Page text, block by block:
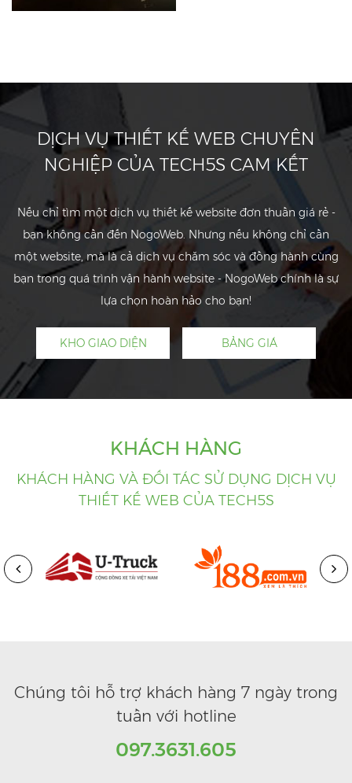
DỊCH VỤ THIẾT KẾ WEB CHUYÊN
NGHIỆP CỦA TECH5S CAM KẾT
Nếu chỉ tìm một dịch vụ thiết kế website đơn thuần giá rẻ -
bạn không cần đến NogoWeb. Nhưng nếu không chỉ cần
một website, mà là cả dịch vụ chăm sóc và đồng hành cùng
bạn trong quá trình vận hành website - NogoWeb chính là sự
lựa chọn hoàn hảo cho bạn!
KHO GIAO DIỆN BẢNG GIÁ
KHÁCH HÀNG
KHÁCH HÀNG VÀ ĐỐI TÁC SỬ DỤNG DỊCH VỤ
THIẾT KẾ WEB CỦA TECH5S
Chúng tôi hỗ trợ khách hàng 7 ngày trong
tuần với hotline
097.3631.605